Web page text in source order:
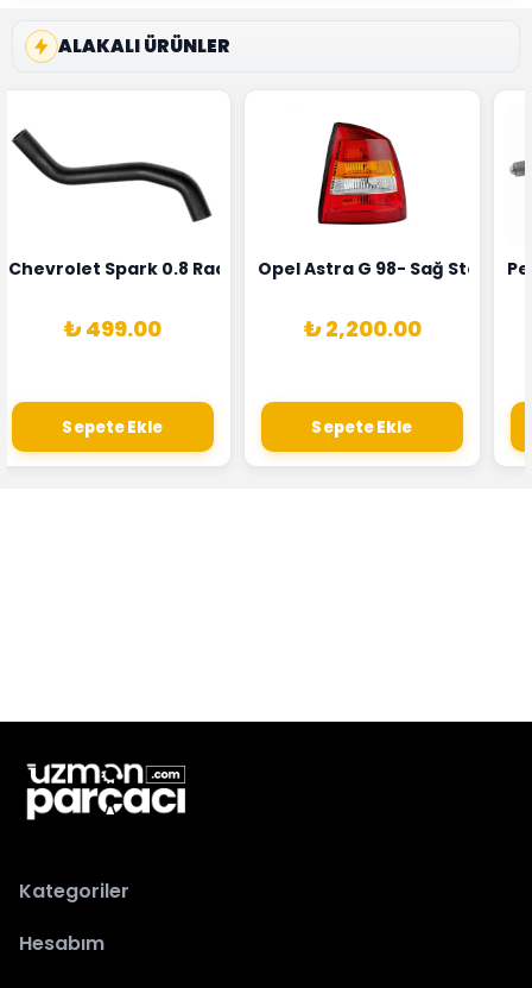
ALAKALI ÜRÜNLER
1628HN-0258010081
Alternatörü Valeo Marka 05E903018G
Chevrolet Spark 0.8 Radyatör Üst Hortumu Rapro Marka
₺ 499.00
Sepete Ekle
Opel Astra G 98- Sağ Stop
₺ 2,200.00
Sepete Ekle
Kategoriler
Hesabım